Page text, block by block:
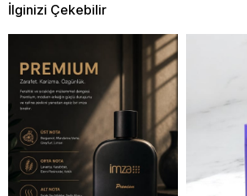
İlginizi Çekebilir